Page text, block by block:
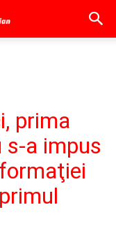
prima
a impus